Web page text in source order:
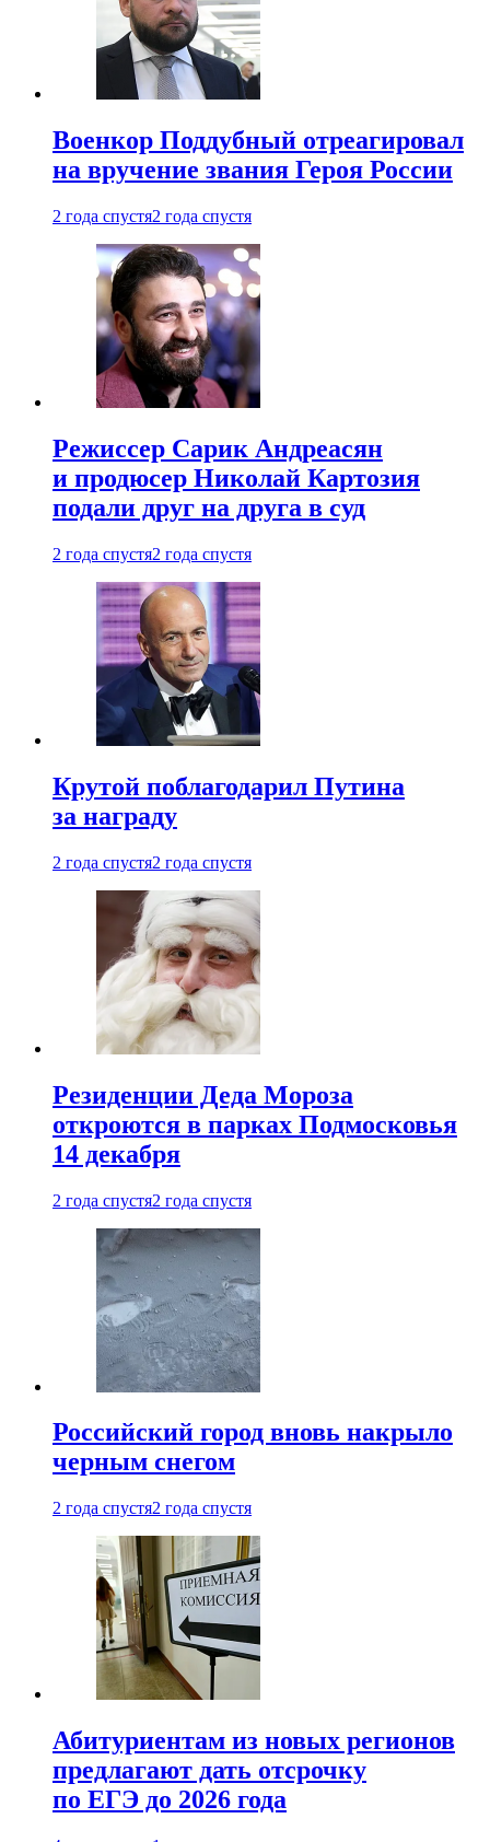
Военкор Поддубный отреагировал
на вручение звания Героя России
2 года спустя2 года спустя
Режиссер Сарик Андреасян
и продюсер Николай Картозия
подали друг на друга в суд
2 года спустя2 года спустя
Крутой поблагодарил Путина
за награду
2 года спустя2 года спустя
Резиденции Деда Мороза
откроются в парках Подмосковья
14 декабря
2 года спустя2 года спустя
Российский город вновь накрыло
черным снегом
2 года спустя2 года спустя
Абитуриентам из новых регионов
предлагают дать отсрочку
по ЕГЭ до 2026 года